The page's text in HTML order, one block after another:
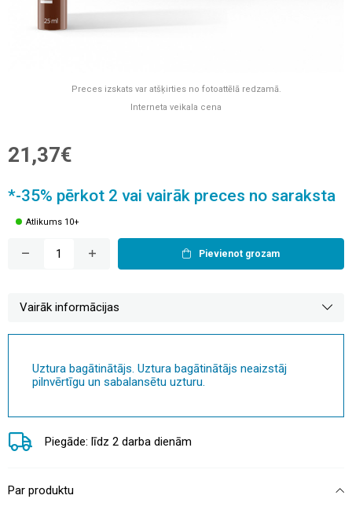
Preces izskats var atšķirties no fotoattēlā redzamā.
Interneta veikala cena
21,37€
*-35% pērkot 2 vai vairāk preces no saraksta
Atlikums 10+
Pievienot grozam
Vairāk informācijas
Uztura bagātinātājs. Uztura bagātinātājs neaizstāj
pilnvērtīgu un sabalansētu uzturu.
Piegāde: līdz 2 darba dienām
Par produktu